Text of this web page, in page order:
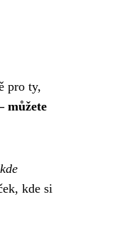
pro ty,
můžete
kde si